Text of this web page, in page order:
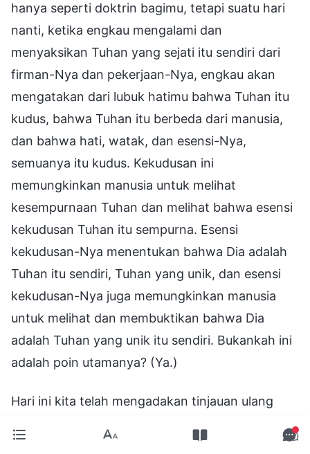
hanya seperti doktrin bagimu, tetapi suatu hari
nanti, ketika engkau mengalami dan
menyaksikan Tuhan yang sejati itu sendiri dari
firman-Nya dan pekerjaan-Nya, engkau akan
mengatakan dari lubuk hatimu bahwa Tuhan itu
kudus, bahwa Tuhan itu berbeda dari manusia,
dan bahwa hati, watak, dan esensi-Nya,
semuanya itu kudus. Kekudusan ini
memungkinkan manusia untuk melihat
kesempurnaan Tuhan dan melihat bahwa esensi
kekudusan Tuhan itu sempurna. Esensi
kekudusan-Nya menentukan bahwa Dia adalah
Tuhan itu sendiri, Tuhan yang unik, dan esensi
kekudusan-Nya juga memungkinkan manusia
untuk melihat dan membuktikan bahwa Dia
adalah Tuhan yang unik itu sendiri. Bukankah ini
adalah poin utamanya? (Ya.)
Hari ini kita telah mengadakan tinjauan ulang
sebelumnya. Ini mengakhiri tinjauan hari ini.